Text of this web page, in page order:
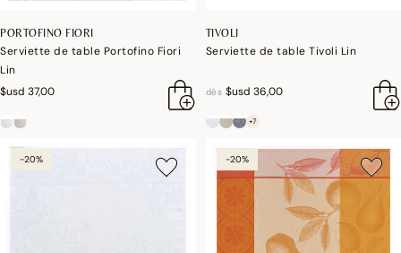
PORTOFINO FIORI
Serviette de table Portofino Fiori
Lin
$usd 37,00
TIVOLI
Serviette de table Tivoli Lin
dès $usd 36,00
+7
-20% -20%